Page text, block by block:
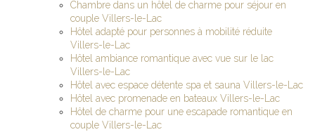
Chambre dans un hôtel de charme pour séjour en
couple Villers-le-Lac
Hôtel adapté pour personnes à mobilité réduite
Villers-le-Lac
Hôtel ambiance romantique avec vue sur le lac
Villers-le-Lac
Hôtel avec espace détente spa et sauna Villers-le-Lac
Hôtel avec promenade en bateaux Villers-le-Lac
Hôtel de charme pour une escapade romantique en
couple Villers-le-Lac